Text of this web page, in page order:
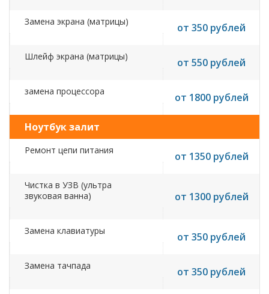
Замена экрана (матрицы) от 350 рублей
Шлейф экрана (матрицы) от 550 рублей
замена процессора от 1800 рублей
Ноутбук залит
Ремонт цепи питания от 1350 рублей
Чистка в УЗВ (ультра
звуковая ванна)
от 1300 рублей
Замена клавиатуры от 350 рублей
Замена тачпада от 350 рублей